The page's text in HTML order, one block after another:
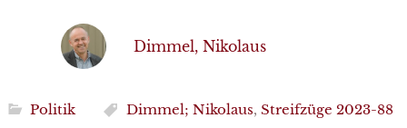
Dimmel, Nikolaus
Politik Dimmel; Nikolaus, Streifzüge 2023-88